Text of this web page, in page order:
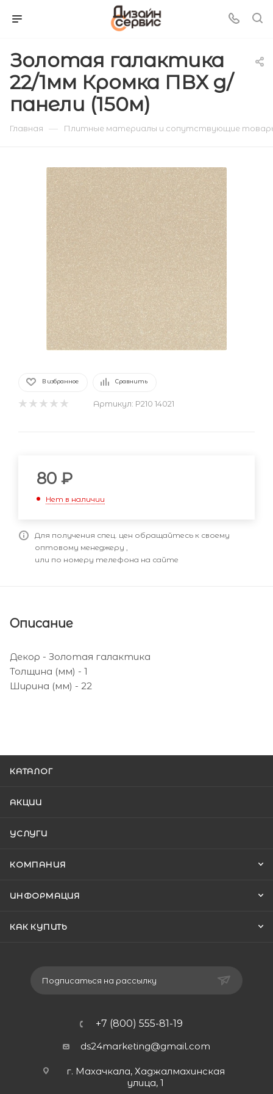
Золотая галактика
22/1мм Кромка ПВХ д/
панели (150м)
Главная — Плитные материалы и сопутствующие
В избранное Сравнить
Артикул: P210 14021
80 ₽
Нет в наличии
Для получения спец. цен обращайтесь к своему
оптовому менеджеру ,
или по номеру телефона на сайте
Описание
Декор - Золотая галактика
Толщина (мм) - 1
Ширина (мм) - 22
КАТАЛОГ
АКЦИИ
УСЛУГИ
КОМПАНИЯ
ИНФОРМАЦИЯ
КАК КУПИТЬ
Подписаться на рассылку
+7 (800) 555-81-19
ds24marketing@gmail.com
г. Махачкала, Хаджалмахинская
улица, 1